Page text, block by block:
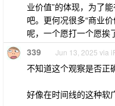
业价值”的体现，为了
吧。更何况很多“商业
呢，一个愿打一个愿挨
339 Jun 13, 2025 via
不知道这个观察是否正
好像在时间线的这种软